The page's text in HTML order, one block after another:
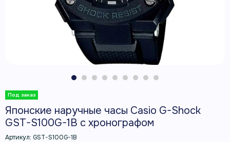
Японские наручные часы Casio G-Shock
GST-S100G-1B с хронографом
Артикул: GST-S100G-1B